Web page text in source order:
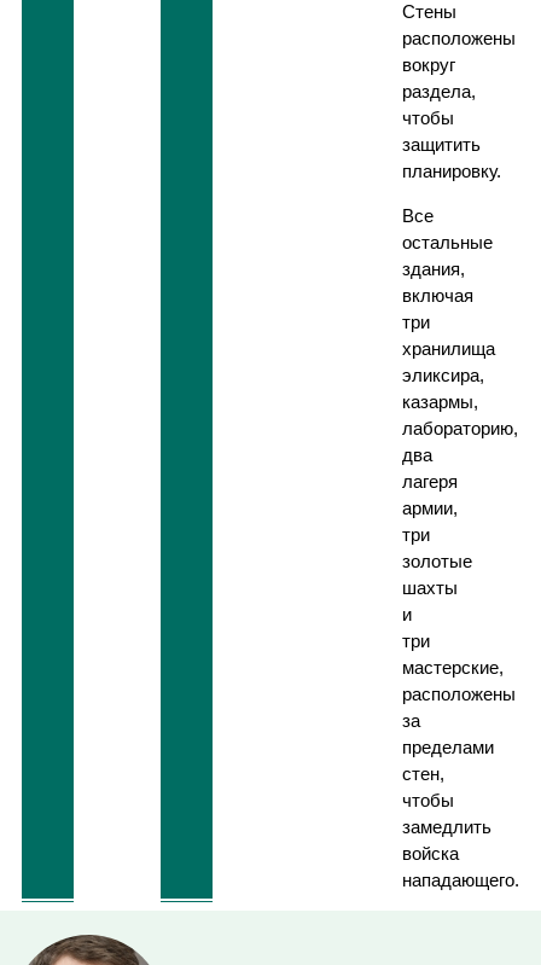
Стены
расположены
вокруг
раздела,
чтобы
защитить
планировку.
Все
остальные
здания,
включая
три
хранилища
эликсира,
казармы,
лабораторию,
два
лагеря
армии,
три
золотые
шахты
и
три
мастерские,
расположены
за
пределами
стен,
чтобы
замедлить
войска
нападающего.